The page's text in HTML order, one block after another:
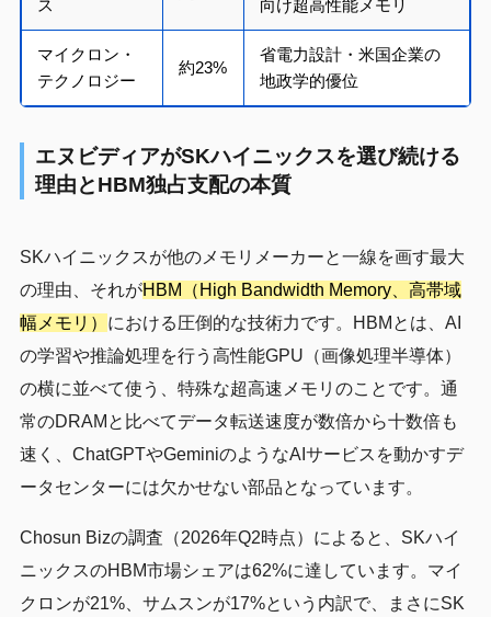
ス
向け超高性能メモリ
マイクロン・
テクノロジー
約23%
省電力設計・米国企業の
地政学的優位
エヌビディアがSKハイニックスを選び続ける
理由とHBM独占支配の本質
SKハイニックスが他のメモリメーカーと一線を画す最大
の理由、それがHBM（High Bandwidth Memory、高帯域
幅メモリ） における圧倒的な技術力です。HBMとは、AI
の学習や推論処理を行う高性能GPU（画像処理半導体）
の横に並べて使う、特殊な超高速メモリのことです。通
常のDRAMと比べてデータ転送速度が数倍から十数倍も
速く、ChatGPTやGeminiのようなAIサービスを動かすデ
ータセンターには欠かせない部品となっています。
Chosun Bizの調査（2026年Q2時点）によると、SKハイ
ニックスのHBM市場シェアは62%に達しています。マイ
クロンが21%、サムスンが17%という内訳で、まさにSK